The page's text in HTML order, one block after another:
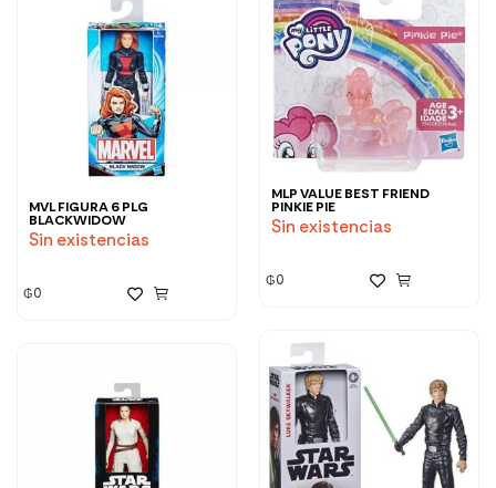
MLP VALUE BEST FRIEND
PINKIE PIE
Sin existencias
₲0
MVL FIGURA 6 PLG
BLACKWIDOW
Sin existencias
₲0